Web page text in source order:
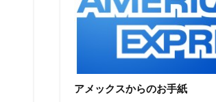
アメックスからのお手紙